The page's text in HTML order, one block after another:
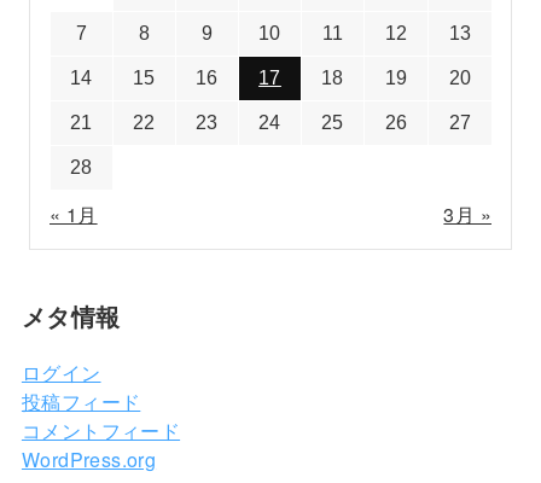
7 8 9 10 11 12 13
14 15 16 17 18 19 20
21 22 23 24 25 26 27
28
« 1月 3月 »
メタ情報
ログイン
投稿フィード
コメントフィード
WordPress.org